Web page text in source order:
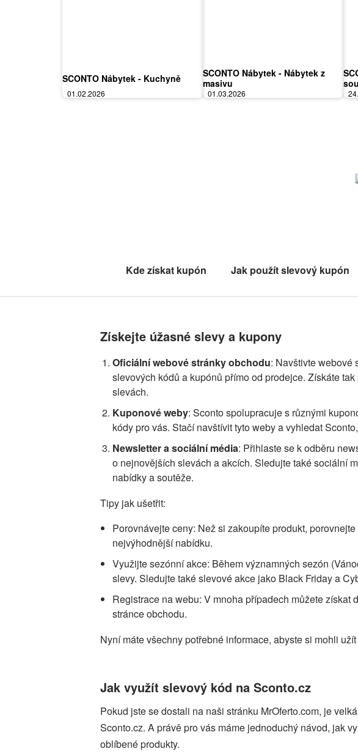
SCONTO Nábytek - Kuchyně
01.02.2026
SCONTO Nábytek - Nábytek z
masivu
01.03.2026
Kde získat kupón Jak použít slevový kupón
Získejte úžasné slevy a kupony
Oficiální webové stránky obchodu: Navštivte webové
slevových kódů a kupónů přímo od prodejce. Získáte
slevách.
Kuponové weby: Sconto spolupracuje s různými
kódy pro vás. Stačí navštívit tyto weby a vyhledat
Newsletter a sociální média: Přihlaste se k odběru
o nejnovějších slevách a akcích. Sledujte také sociální
nabídky a soutěže.
Tipy jak ušetřit:
Porovnávejte ceny: Než si zakoupíte produkt,
nejvýhodnější nabídku.
Využijte sezónní akce: Během významných sezón
slevy. Sledujte také slevové akce jako Black Friday a
Registrace na webu: V mnoha případech můžete
stránce obchodu.
Nyní máte všechny potřebné informace, abyste si mohli
Jak využít slevový kód na Sconto.cz
Pokud jste se dostali na naši stránku MrOferto.com, je
Sconto.cz. A právě pro vás máme jednoduchý návod, jak
oblíbené produkty.